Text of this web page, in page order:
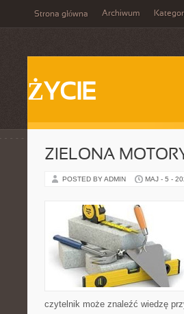
Strona główna Archiwum
ŻYCIE
ZIELONA
POSTED BY ADMIN MAJ - 5 -
czytelnik może znaleźć wiedzę